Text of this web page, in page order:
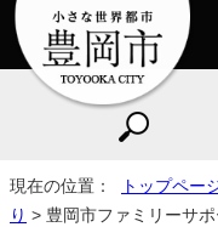
現在の位置： トップペー
り > 豊岡市ファミリーサ